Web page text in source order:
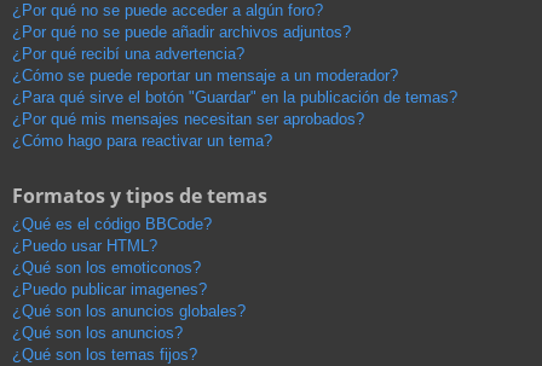
¿Por qué no se puede acceder a algún foro?
¿Por qué no se puede añadir archivos adjuntos?
¿Por qué recibí una advertencia?
¿Cómo se puede reportar un mensaje a un moderador?
¿Para qué sirve el botón "Guardar" en la publicación de temas?
¿Por qué mis mensajes necesitan ser aprobados?
¿Cómo hago para reactivar un tema?
Formatos y tipos de temas
¿Qué es el código BBCode?
¿Puedo usar HTML?
¿Qué son los emoticonos?
¿Puedo publicar imagenes?
¿Qué son los anuncios globales?
¿Qué son los anuncios?
¿Qué son los temas fijos?